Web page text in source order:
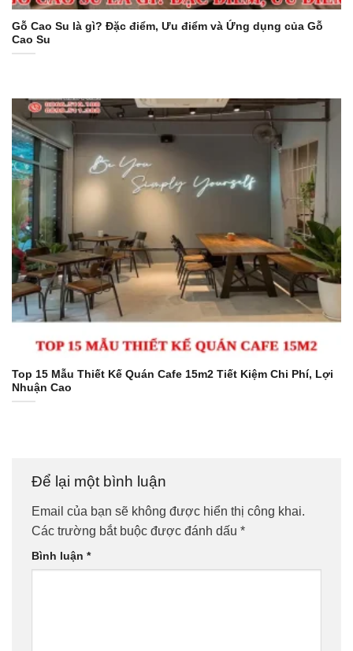
Gỗ Cao Su là gì? Đặc điểm, Ưu điểm và Ứng dụng của Gỗ
Cao Su
Top 15 Mẫu Thiết Kế Quán Cafe 15m2 Tiết Kiệm Chi Phí, Lợi
Nhuận Cao
Để lại một bình luận
Email của bạn sẽ không được hiển thị công khai.
Các trường bắt buộc được đánh dấu *
Bình luận *